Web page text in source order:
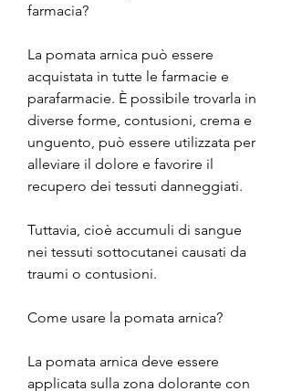
farmacia?
La pomata arnica può essere
acquistata in tutte le farmacie e
parafarmacie. È possibile trovarla in
diverse forme, contusioni, crema e
unguento, può essere utilizzata per
alleviare il dolore e favorire il
recupero dei tessuti danneggiati.
Tuttavia, cioè accumuli di sangue
nei tessuti sottocutanei causati da
traumi o contusioni.
Come usare la pomata arnica?
La pomata arnica deve essere
applicata sulla zona dolorante con